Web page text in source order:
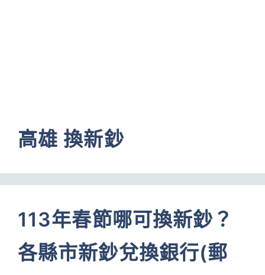
高雄 換新鈔
113年春節哪可換新鈔？
各縣市新鈔兌換銀行(郵